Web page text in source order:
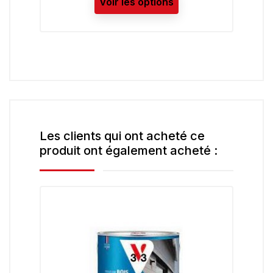
Les clients qui ont acheté ce
produit ont également acheté :